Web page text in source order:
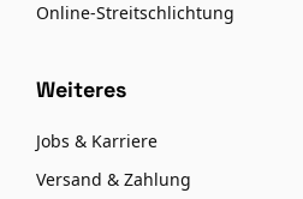
Online-Streitschlichtung
Weiteres
Jobs & Karriere
Versand & Zahlung